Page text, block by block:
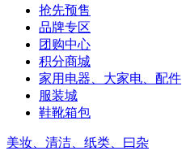
抢先预售
品牌专区
团购中心
积分商城
家用电器、大家电、配件
服装城
鞋靴箱包
美妆、清洁、纸类、曰杂